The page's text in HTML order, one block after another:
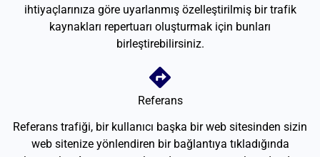
ihtiyaçlarınıza göre uyarlanmış özelleştirilmiş bir trafik
kaynakları repertuarı oluşturmak için bunları
birleştirebilirsiniz.
Referans
Referans trafiği, bir kullanıcı başka bir web sitesinden sizin
web sitenize yönlendiren bir bağlantıya tıkladığında